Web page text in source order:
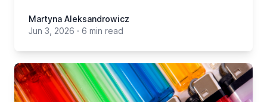
Martyna Aleksandrowicz
Jun 3, 2026 · 6 min read